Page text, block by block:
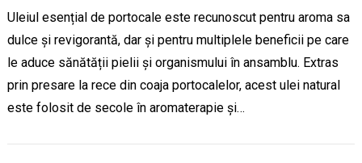
Uleiul esențial de portocale este recunoscut pentru aroma sa
dulce și revigorantă, dar și pentru multiplele beneficii pe care
le aduce sănătății pielii și organismului în ansamblu. Extras
prin presare la rece din coaja portocalelor, acest ulei natural
este folosit de secole în aromaterapie și…